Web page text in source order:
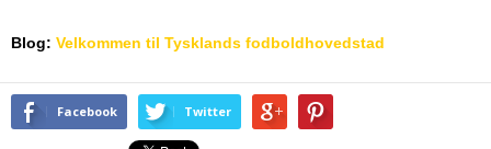
Blog: Velkommen til Tysklands fodboldhovedstad
Facebook Twitter